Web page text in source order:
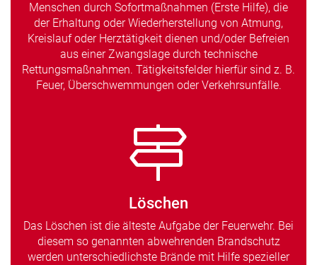
Menschen durch Sofortmaßnahmen (Erste Hilfe), die
der Erhaltung oder Wiederherstellung von Atmung,
Kreislauf oder Herztätigkeit dienen und/oder Befreien
aus einer Zwangslage durch technische
Rettungsmaßnahmen. Tätigkeitsfelder hierfür sind z. B.
Feuer, Überschwemmungen oder Verkehrsunfälle.
Löschen
Das Löschen ist die älteste Aufgabe der Feuerwehr. Bei
diesem so genannten abwehrenden Brandschutz
werden unterschiedlichste Brände mit Hilfe spezieller